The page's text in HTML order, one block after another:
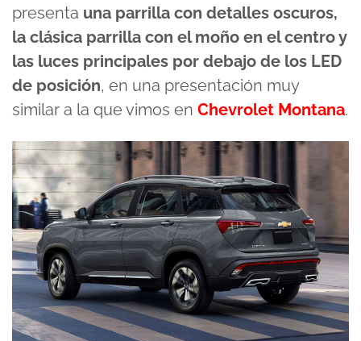
presenta una parrilla con detalles oscuros,
la clásica parrilla con el moño en el centro y
las luces principales por debajo de los LED
de posición, en una presentación muy
similar a la que vimos en Chevrolet Montana.